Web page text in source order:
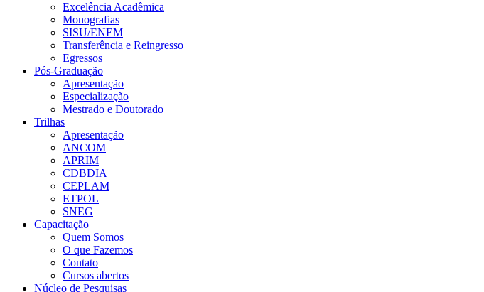
Excelência Acadêmica
Monografias
SISU/ENEM
Transferência e Reingresso
Egressos
Pós-Graduação
Apresentação
Especialização
Mestrado e Doutorado
Trilhas
Apresentação
ANCOM
APRIM
CDBDIA
CEPLAM
ETPOL
SNEG
Capacitação
Quem Somos
O que Fazemos
Contato
Cursos abertos
Núcleo de Pesquisas